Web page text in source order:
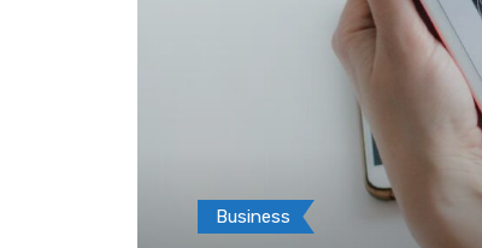
Business